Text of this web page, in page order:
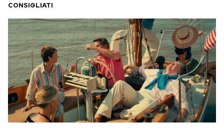
CONSIGLIATI